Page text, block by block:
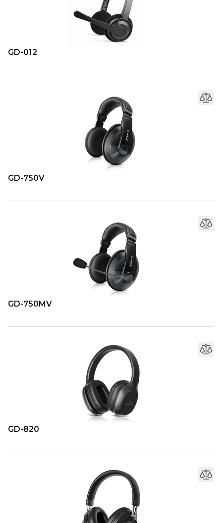
GD-012
GD-750V
GD-750MV
GD-820